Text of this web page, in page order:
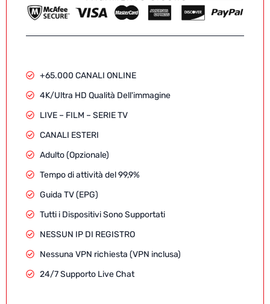
+65.000 CANALI ONLINE
4K/Ultra HD Qualità Dell'immagine
LIVE – FILM – SERIE TV
CANALI ESTERI
Adulto (Opzionale)
Tempo di attività del 99,9%
Guida TV (EPG)
Tutti i Dispositivi Sono Supportati
NESSUN IP DI REGISTRO
Nessuna VPN richiesta (VPN inclusa)
24/7 Supporto Live Chat